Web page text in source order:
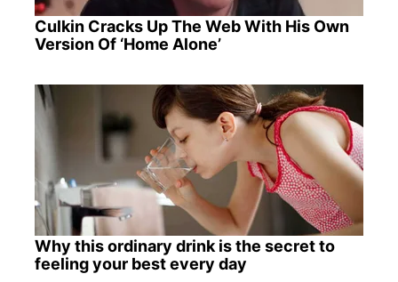
Culkin Cracks Up The Web With His Own
Version Of ‘Home Alone’
Why this ordinary drink is the secret to
feeling your best every day